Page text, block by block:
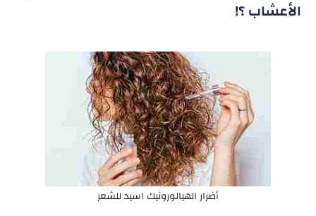
الأعشاب ؟!
أضرار الهيالورونيك اسيد للشعر